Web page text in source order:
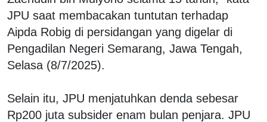
JPU saat membacakan tuntutan terhadap
Aipda Robig di persidangan yang digelar di
Pengadilan Negeri Semarang, Jawa Tengah,
Selasa (8/7/2025).
Selain itu, JPU menjatuhkan denda sebesar
Rp200 juta subsider enam bulan penjara. JPU